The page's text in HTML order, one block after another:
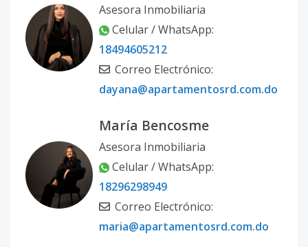
Asesora Inmobiliaria
Celular / WhatsApp:
18494605212
Correo Electrónico:
dayana@apartamentosrd.com.do
María Bencosme
Asesora Inmobiliaria
Celular / WhatsApp:
18296298949
Correo Electrónico:
maria@apartamentosrd.com.do